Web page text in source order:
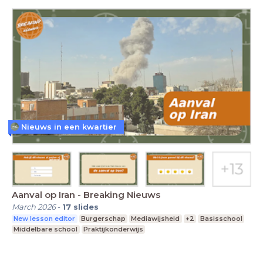
Aanval op Iran - Breaking Nieuws
March 2026- 17 slides
New lesson editor Burgerschap Mediawijsheid +2
Basisschool
Middelbare school
Praktijkonderwijs
Nieuws in een kwartier